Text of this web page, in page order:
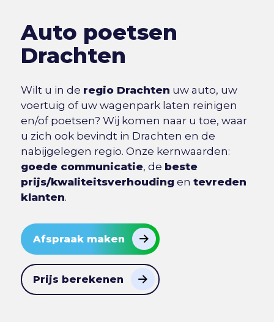
Auto poetsen
Drachten
Wilt u in de regio Drachten uw auto, uw
voertuig of uw wagenpark laten reinigen
en/of poetsen? Wij komen naar u toe, waar
u zich ook bevindt in Drachten en de
nabijgelegen regio. Onze kernwaarden:
goede communicatie, de beste
prijs/kwaliteitsverhoudingen tevreden
klanten.
Afspraak maken
Prijs berekenen